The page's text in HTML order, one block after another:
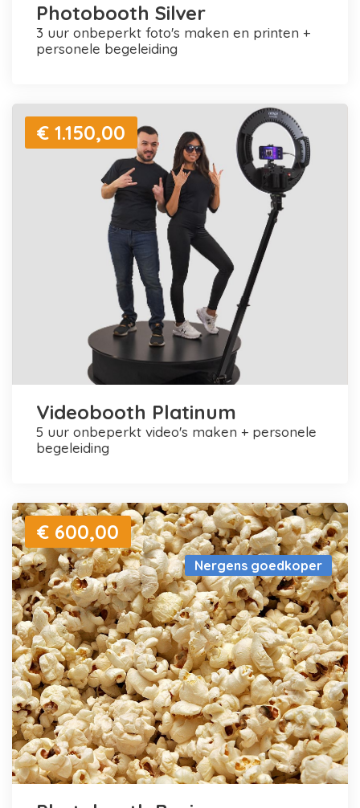
Photobooth Silver
3 uur onbeperkt foto's maken en printen +
personele begeleiding
€ 1.150,00
Videobooth Platinum
5 uur onbeperkt video's maken + personele
begeleiding
Nergens goedkoper
€ 600,00